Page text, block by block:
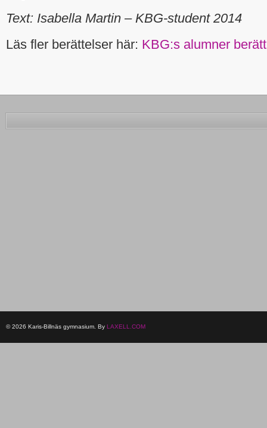
Text: Isabella Martin – KBG-student 2014
Läs fler berättelser här: KBG:s alumner
© 2026 Karis-Billnäs gymnasium. By LAXELL.COM